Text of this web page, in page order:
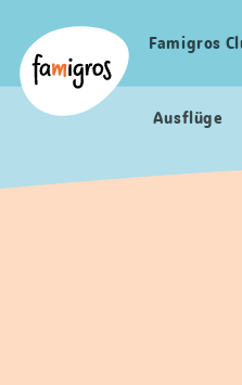
Navigation
Logo
Haupt
Famigros
Ausflüge